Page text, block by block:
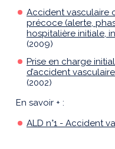
Accident vasculaire
précoce (alerte,
hospitalière initiale,
(2009)
Prise en charge
d’accident
(2002)
En savoir + :
ALD n°1 - Accident